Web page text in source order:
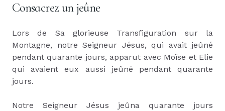
Consacrez un jeûne
Lors de Sa glorieuse Transfiguration sur la
Montagne, notre Seigneur Jésus, qui avait jeûné
pendant quarante jours, apparut avec Moïse et Elie
qui avaient eux aussi jeûné pendant quarante
jours.
Notre Seigneur Jésus jeûna quarante jours